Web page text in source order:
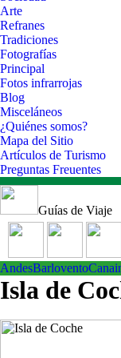
Arte
Refranes
Tradiciones
Fotografías
Principal
Fotos infrarrojas
Blog
Misceláneos
¿Quiénes somos?
Mapa del Sitio
Artículos de Turismo
Preguntas Freuentes
Guías de Viaje
AndesBarlovento
Isla de